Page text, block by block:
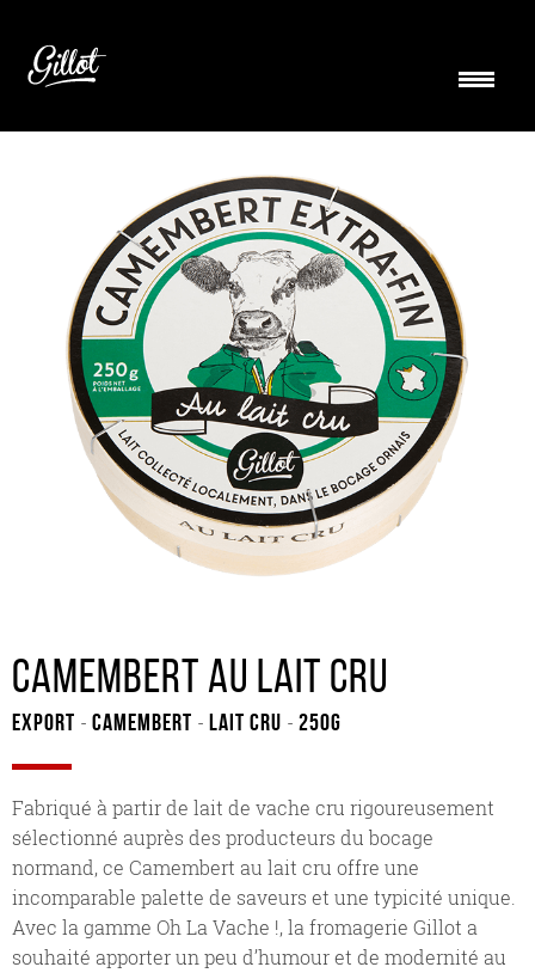
Camembert au lait cru
Export - Camembert - Lait cru - 250G
Fabriqué à partir de lait de vache cru rigoureusement
sélectionné auprès des producteurs du bocage
normand, ce Camembert au lait cru offre une
incomparable palette de saveurs et une typicité unique.
Avec la gamme Oh La Vache !, la fromagerie Gillot a
souhaité apporter un peu d’humour et de modernité au